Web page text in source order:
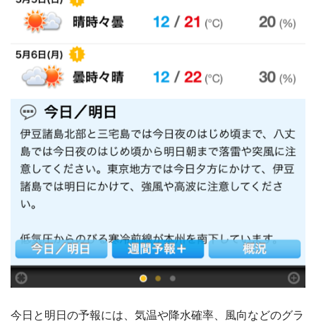
今日と明日の予報には、気温や降水確率、風向などのグラ